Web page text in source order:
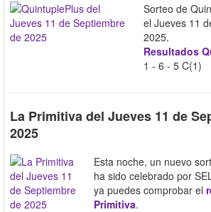
Sorteo de
el Jueves 11
2025.
Resultados
1 - 6 - 5 C(1)
La Primitiva del Jueves 11 de
2025
Esta noche, un nuevo
ha sido celebrado por
ya puedes comprobar el
Primitiva.